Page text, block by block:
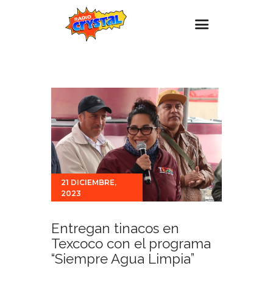
Estaciones
Eventos
Promociones
Noticias
Para ti
Contacto
21 DICIEMBRE,
2023
Entregan tinacos en
Texcoco con el programa
“Siempre Agua Limpia”